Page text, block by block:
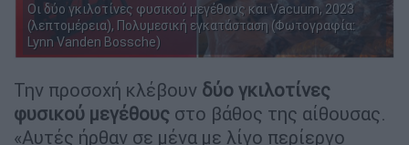
Οι δύο γκιλοτίνες φυσικού μεγέθους και Vacuum, 2023
(λεπτομέρεια), Πολυμεσική εγκατάσταση (Φωτογραφία:
Lynn Vanden Bossche)
Την προσοχή κλέβουν δύο γκιλοτίνες
φυσικού μεγέθους στο βάθος της αίθουσας.
«Αυτές ήρθαν σε μένα με λίγο περίεργο